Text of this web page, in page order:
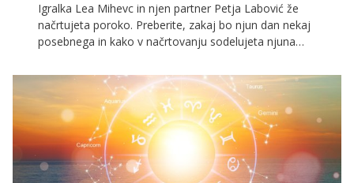
Igralka Lea Mihevc in njen partner Petja Labović že
načrtujeta poroko. Preberite, zakaj bo njun dan nekaj
posebnega in kako v načrtovanju sodelujeta njuna